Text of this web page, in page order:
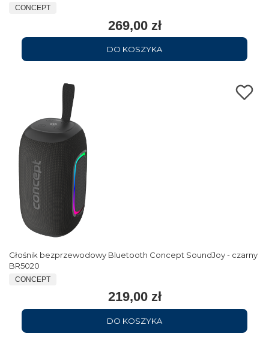
CONCEPT
269,00 zł
DO KOSZYKA
Głośnik bezprzewodowy Bluetooth Concept SoundJoy - czarny
BR5020
CONCEPT
219,00 zł
DO KOSZYKA